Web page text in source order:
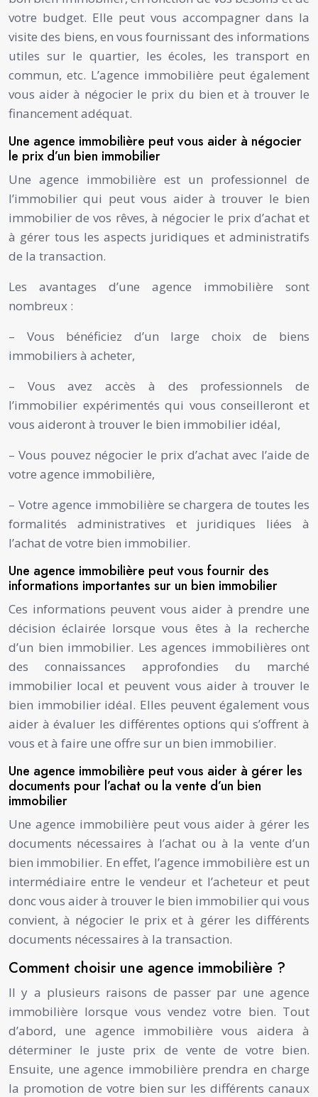
votre budget. Elle peut vous accompagner dans la
visite des biens, en vous fournissant des informations
utiles sur le quartier, les écoles, les transport en
commun, etc. L’agence immobilière peut également
vous aider à négocier le prix du bien et à trouver le
financement adéquat.
Une agence immobilière peut vous aider à négocier
le prix d’un bien immobilier
Une agence immobilière est un professionnel de
l’immobilier qui peut vous aider à trouver le bien
immobilier de vos rêves, à négocier le prix d’achat et
à gérer tous les aspects juridiques et administratifs
de la transaction.
Les avantages d’une agence immobilière sont
nombreux :
– Vous bénéficiez d’un large choix de biens
immobiliers à acheter,
– Vous avez accès à des professionnels de
l’immobilier expérimentés qui vous conseilleront et
vous aideront à trouver le bien immobilier idéal,
– Vous pouvez négocier le prix d’achat avec l’aide de
votre agence immobilière,
– Votre agence immobilière se chargera de toutes les
formalités administratives et juridiques liées à
l’achat de votre bien immobilier.
Une agence immobilière peut vous fournir des
informations importantes sur un bien immobilier
Ces informations peuvent vous aider à prendre une
décision éclairée lorsque vous êtes à la recherche
d’un bien immobilier. Les agences immobilières ont
des connaissances approfondies du marché
immobilier local et peuvent vous aider à trouver le
bien immobilier idéal. Elles peuvent également vous
aider à évaluer les différentes options qui s’offrent à
vous et à faire une offre sur un bien immobilier.
Une agence immobilière peut vous aider à gérer les
documents pour l’achat ou la vente d’un bien
immobilier
Une agence immobilière peut vous aider à gérer les
documents nécessaires à l’achat ou à la vente d’un
bien immobilier. En effet, l’agence immobilière est un
intermédiaire entre le vendeur et l’acheteur et peut
donc vous aider à trouver le bien immobilier qui vous
convient, à négocier le prix et à gérer les différents
documents nécessaires à la transaction.
Comment choisir une agence immobilière ?
Il y a plusieurs raisons de passer par une agence
immobilière lorsque vous vendez votre bien. Tout
d’abord, une agence immobilière vous aidera à
déterminer le juste prix de vente de votre bien.
Ensuite, une agence immobilière prendra en charge
la promotion de votre bien sur les différents canaux